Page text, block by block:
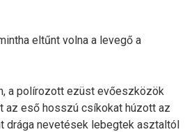
eltűnt volna a levegő a
a polírozott ezüst evőeszközök
az eső hosszú csíkokat húzott az
drága nevetések lebegtek asztaltól